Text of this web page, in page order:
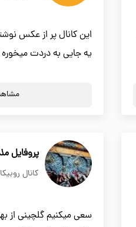
این کانال پر از عکس
یه جایی به دردت
پروفایل
کانال
سعی میکنیم گلچینی از